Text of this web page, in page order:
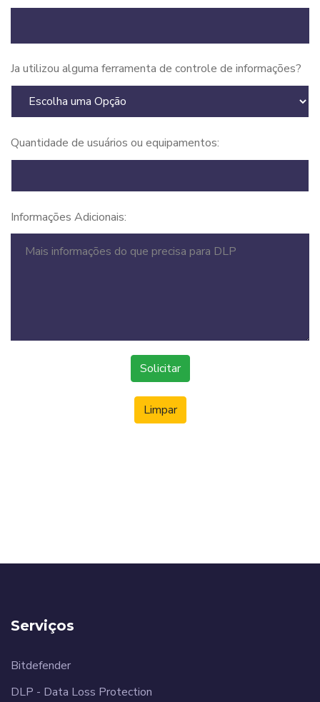
Ja utilizou alguma ferramenta de controle de informações?
Quantidade de usuários ou equipamentos:
Informações Adicionais:
Solicitar
Limpar
Serviços
Bitdefender
DLP - Data Loss Protection